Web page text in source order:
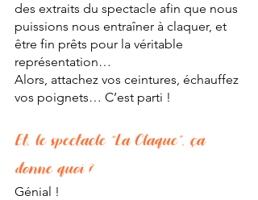
des extraits du spectacle afin que nous
puissions nous entraîner à claquer, et
être fin prêts pour la véritable
représentation…
Alors, attachez vos ceintures, échauffez
vos poignets… C’est parti !
Et, le spectacle “La Claque”, ça
donne quoi ?
Génial !